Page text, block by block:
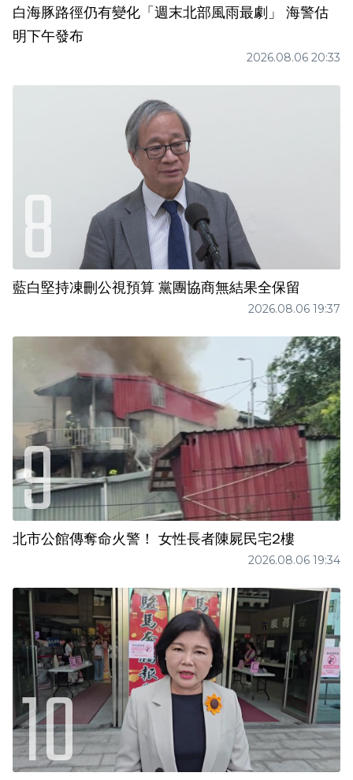
白海豚路徑仍有變化「週末北部風雨最劇」 海警估
明下午發布
2026.08.06 20:33
藍白堅持凍刪公視預算 黨團協商無結果全保留
2026.08.06 19:37
北市公館傳奪命火警！ 女性長者陳屍民宅2樓
2026.08.06 19:34